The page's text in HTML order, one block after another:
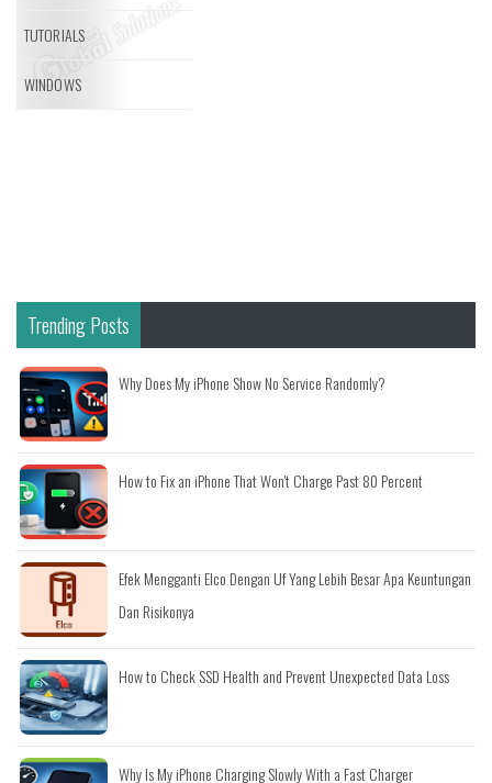
TUTORIALS
WINDOWS
Trending Posts
Why Does My iPhone Show No Service Randomly?
How to Fix an iPhone That Won't Charge Past 80 Percent
Efek Mengganti Elco Dengan Uf Yang Lebih Besar Apa Keuntungan
Dan Risikonya
How to Check SSD Health and Prevent Unexpected Data Loss
Why Is My iPhone Charging Slowly With a Fast Charger